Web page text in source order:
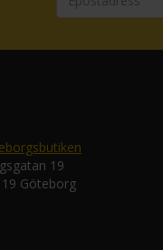
19
Göteborg